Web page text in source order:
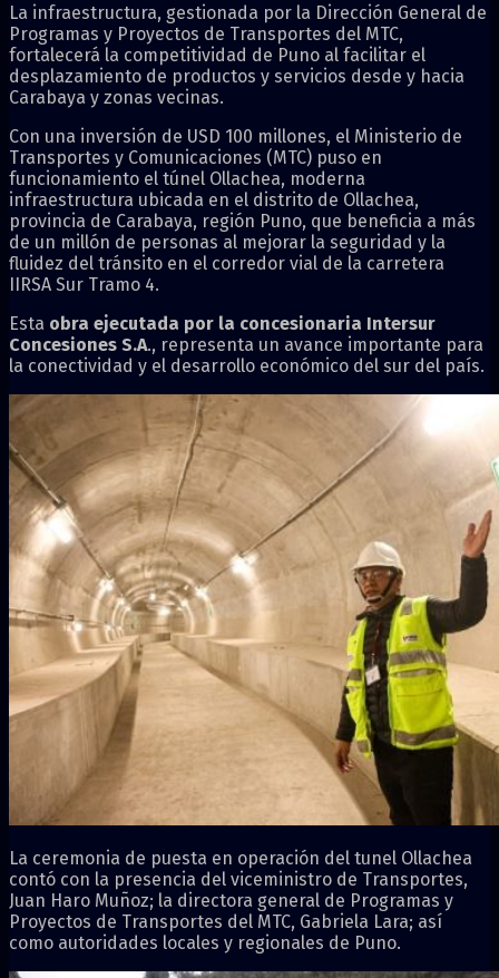
La infraestructura, gestionada por la Dirección General de
Programas y Proyectos de Transportes del MTC,
fortalecerá la competitividad de Puno al facilitar el
desplazamiento de productos y servicios desde y hacia
Carabaya y zonas vecinas.
Con una inversión de USD 100 millones, el Ministerio de
Transportes y Comunicaciones (MTC) puso en
funcionamiento el túnel Ollachea, moderna
infraestructura ubicada en el distrito de Ollachea,
provincia de Carabaya, región Puno, que beneficia a más
de un millón de personas al mejorar la seguridad y la
fluidez del tránsito en el corredor vial de la carretera
IIRSA Sur Tramo 4.
Esta obra ejecutada por la concesionaria Intersur
Concesiones S.A., representa un avance importante para
la conectividad y el desarrollo económico del sur del país.
La ceremonia de puesta en operación del tunel Ollachea
contó con la presencia del viceministro de Transportes,
Juan Haro Muñoz; la directora general de Programas y
Proyectos de Transportes del MTC, Gabriela Lara; así
como autoridades locales y regionales de Puno.